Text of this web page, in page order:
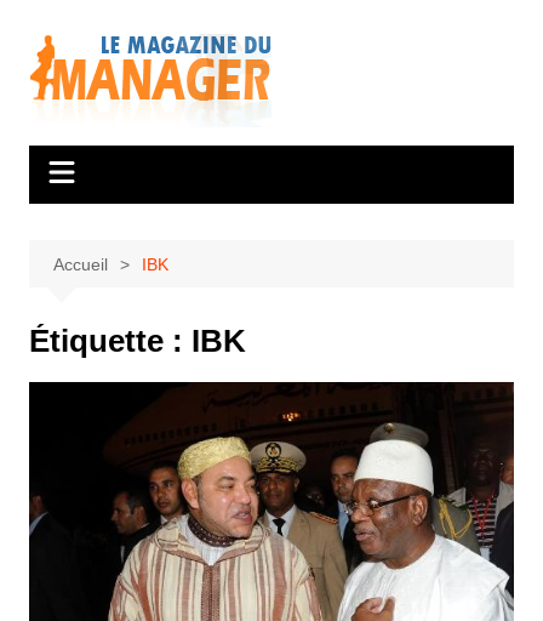
contenu
Accueil IBK
Étiquette : IBK